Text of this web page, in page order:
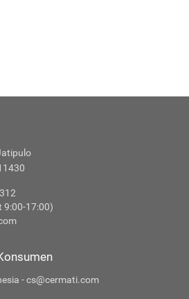
9:00-17:00)
- cs@cermati.com